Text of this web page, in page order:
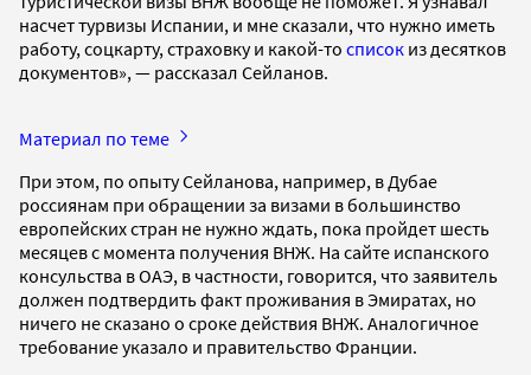
насчет турвизы Испании, и мне сказали, что нужно иметь
работу, соцкарту, страховку и какой-то список из десятков
документов», — рассказал Сейланов.
Материал по теме
При этом, по опыту Сейланова, например, в Дубае
россиянам при обращении за визами в большинство
европейских стран не нужно ждать, пока пройдет шесть
месяцев с момента получения ВНЖ. На сайте испанского
консульства в ОАЭ, в частности, говорится, что заявитель
должен подтвердить факт проживания в Эмиратах, но
ничего не сказано о сроке действия ВНЖ. Аналогичное
требование указало и правительство Франции.